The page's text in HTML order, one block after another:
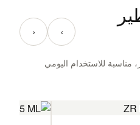
للاستخدام اليومي
›
‹